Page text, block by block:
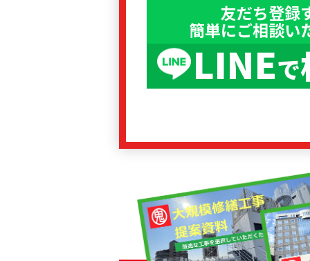
友だち登録
簡単にご相談い
LINEで